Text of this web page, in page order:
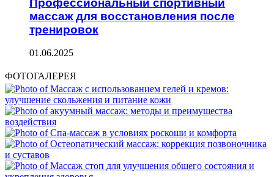
массаж для восстановления после
тренировок
01.06.2025
ФОТОГАЛЕРЕЯ